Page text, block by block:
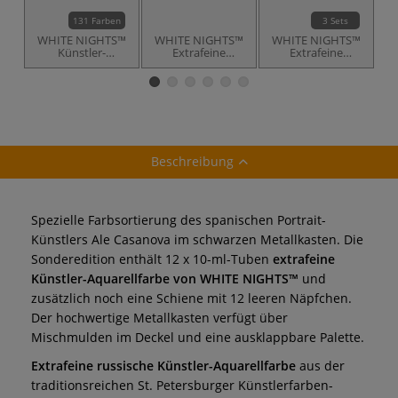
131 Farben
WHITE NIGHTS™
Künstler-
Aquarellfarbe,
WHITE NIGHTS™
Extrafeine
russische
Aquarellfarbe im
3 Sets
WHITE NIGHTS™
Extrafeine
russische
Beschreibung
Spezielle Farbsortierung des spanischen Portrait-
Künstlers Ale Casanova im schwarzen Metallkasten. Die
Sonderedition enthält 12 x 10-ml-Tuben extrafeine
Künstler-Aquarellfarbe von WHITE NIGHTS™ und
zusätzlich noch eine Schiene mit 12 leeren Näpfchen.
Der hochwertige Metallkasten verfügt über
Mischmulden im Deckel und eine ausklappbare Palette.
Extrafeine russische Künstler-Aquarellfarbe aus der
traditionsreichen St. Petersburger Künstlerfarben-